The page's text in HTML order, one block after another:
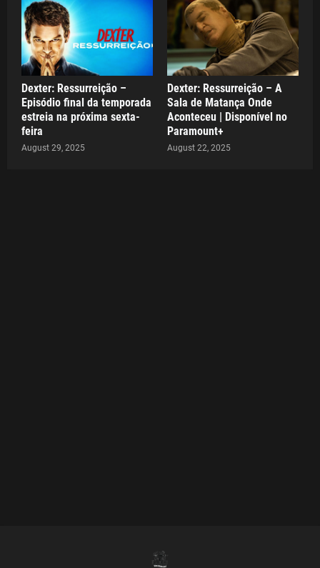
Dexter: Ressurreição –
Episódio final da temporada
estreia na próxima sexta-
feira
August 29, 2025
Dexter: Ressurreição – A
Sala de Matança Onde
Aconteceu | Disponível no
Paramount+
August 22, 2025